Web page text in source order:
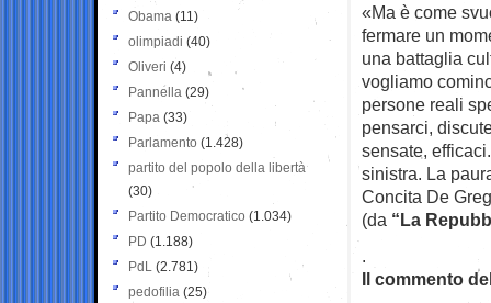
«Ma è come
fermare un
una battaglia
vogliamo
persone reali
pensarci,
sensate,
sinistra. La
Concita De
(da “La
.
Il commento
Obama (11)
olimpiadi (40)
Oliveri (4)
Pannella (29)
Papa (33)
Parlamento (1.428)
partito del popolo della libertà
(30)
Partito Democratico (1.034)
PD (1.188)
PdL (2.781)
pedofilia (25)